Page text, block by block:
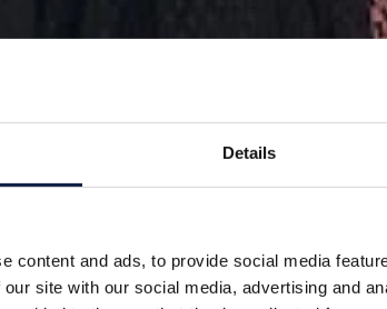
Details
content and ads, to provide social media
site with our social media, advertising and